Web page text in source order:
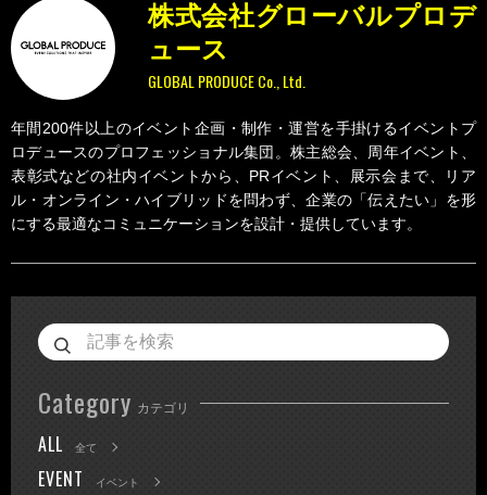
GLOBAL PRODUCE Co., Ltd.
株式会社グローバルプロデ
ュース
年間200件以上のイベント企画・制作・運営を手掛けるイベントプ
ロデュースのプロフェッショナル集団。株主総会、周年イベント、
表彰式などの社内イベントから、PRイベント、展示会まで、リア
ル・オンライン・ハイブリッドを問わず、企業の「伝えたい」を形
にする最適なコミュニケーションを設計・提供しています。
Category カテゴリ
ALL 全て
EVENT イベント